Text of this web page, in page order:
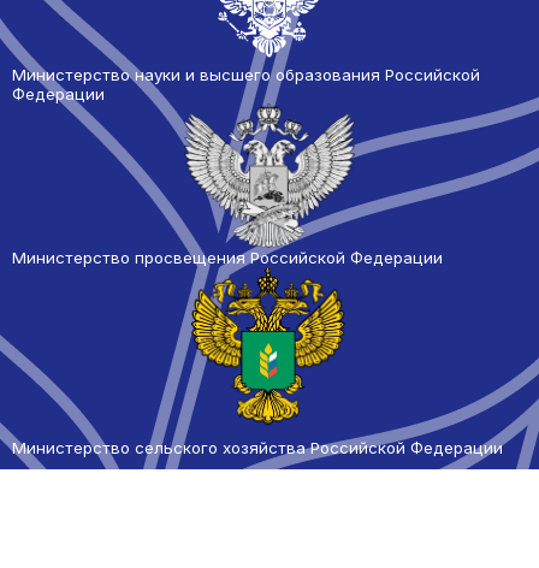
Министерство науки и высшего образования Российской
Федерации
Министерство просвещения Российской Федерации
Министерство сельского хозяйства Российской Федерации